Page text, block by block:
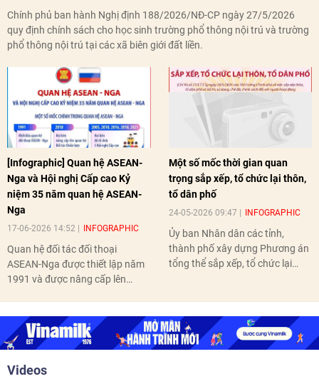
Chính phủ ban hành Nghị định 188/2026/NĐ-CP ngày 27/5/2026
quy định chính sách cho học sinh trường phổ thông nội trú và trường
phổ thông nội trú tại các xã biên giới đất liền.
[Infographic] Quan hệ ASEAN-
Nga và Hội nghị Cấp cao Kỷ
niệm 35 năm quan hệ ASEAN-
Nga
17-06-2026 14:52 INFOGRAPHIC
Quan hệ đối tác đối thoại
ASEAN-Nga được thiết lập năm
1991 và được nâng cấp lên
nghị Cấp cao vào các năm 2005,
2010, 2016, 2018, 2021.
Một số mốc thời gian quan
trọng sắp xếp, tổ chức lại thôn,
tổ dân phố
24-05-2026 09:47 INFOGRAPHIC
Ủy ban Nhân dân các tỉnh,
thành phố xây dựng Phương án
tổng thể sắp xếp, tổ chức lại
Videos